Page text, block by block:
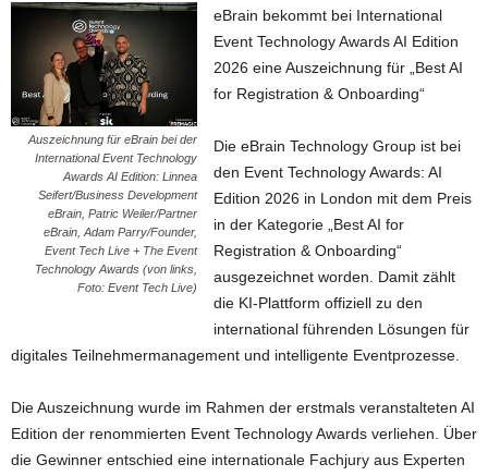
Auszeichnung für eBrain bei der
International Event Technology
Awards AI Edition: Linnea
Seifert/Business Development
eBrain, Patric Weiler/Partner
eBrain, Adam Parry/Founder,
Event Tech Live + The Event
Technology Awards (von links,
Foto: Event Tech Live)
eBrain bekommt bei International
Event Technology Awards AI Edition
2026 eine Auszeichnung für „Best AI
for Registration & Onboarding“
Die eBrain Technology Group ist bei
den Event Technology Awards: AI
Edition 2026 in London mit dem Preis
in der Kategorie „Best AI for
Registration & Onboarding“
ausgezeichnet worden. Damit zählt
die KI-Plattform offiziell zu den
international führenden Lösungen für
digitales Teilnehmermanagement und intelligente Eventprozesse.
Die Auszeichnung wurde im Rahmen der erstmals veranstalteten AI
Edition der renommierten Event Technology Awards verliehen. Über
die Gewinner entschied eine internationale Fachjury aus Experten